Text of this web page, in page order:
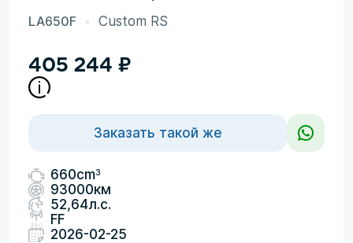
LA650F Custom RS
405 244 ₽
Заказать такой же
660cm3
93000км
52,64л.с.
FF
2026-02-25